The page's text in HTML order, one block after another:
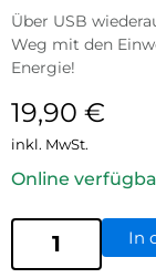
Über USB
Weg mit den
Energie!
19,90 €
inkl. MwSt.
Online
In